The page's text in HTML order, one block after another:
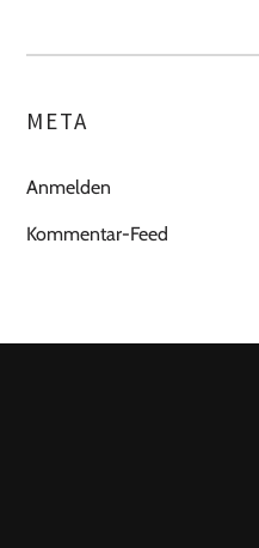
META
Anmelden
Kommentar-Feed